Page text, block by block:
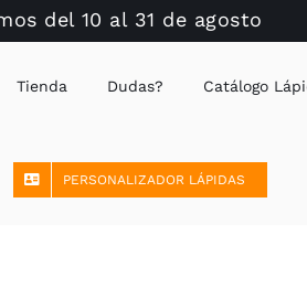
del 10 al 31 de agosto
Tienda Dudas? Catálogo
PERSONALIZADOR LÁPIDAS